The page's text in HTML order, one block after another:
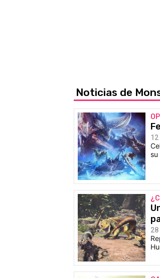
Noticias de
su